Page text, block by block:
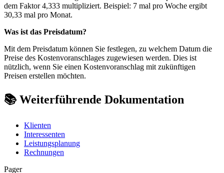
dem Faktor 4,333 multipliziert. Beispiel: 7 mal pro Woche ergibt
30,33 mal pro Monat.
Was ist das Preisdatum?
Mit dem Preisdatum können Sie festlegen, zu welchem Datum die
Preise des Kostenvoranschlages zugewiesen werden. Dies ist
nützlich, wenn Sie einen Kostenvoranschlag mit zukünftigen
Preisen erstellen möchten.
📚 Weiterführende Dokumentation
Klienten
Interessenten
Leistungsplanung
Rechnungen
Pager